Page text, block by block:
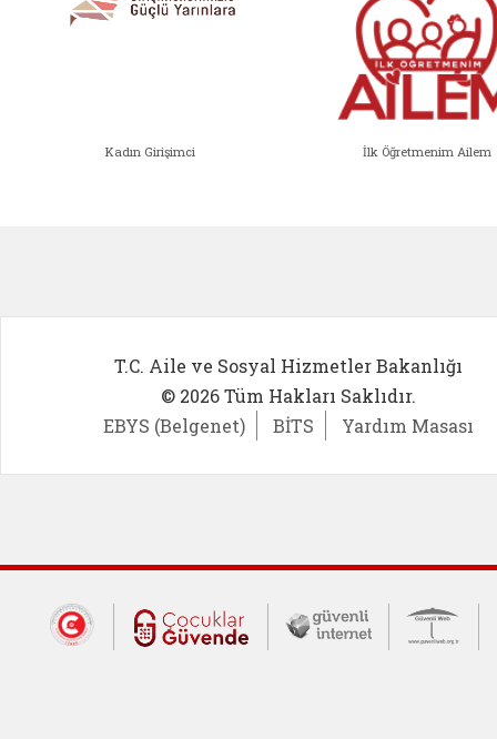
Kadın Girişimci İlk Öğretmenim Ailem
T.C. Aile ve Sosyal Hizmetler Bakanlığı
© 2026 Tüm Hakları Saklıdır.
EBYS (Belgenet)
BİTS Yardım Masası
Dış Bağlantılar
Cumhurbaşkanlığı İletişim Merkezi
Çocuklar Güvende (yeni
Güvenli